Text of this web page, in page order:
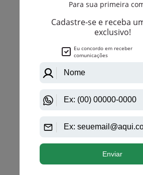
Ok
PRODUTO
ESGOTADO
Avise-me quando